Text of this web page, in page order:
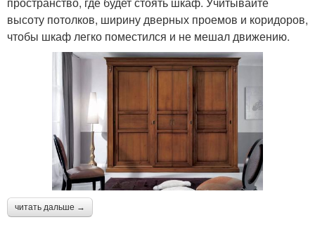
высоту потолков, ширину дверных проемов и коридоров,
чтобы шкаф легко поместился и не мешал движению.
читать дальше →